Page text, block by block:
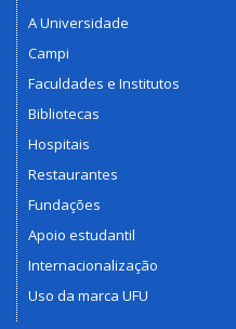
A Universidade
Campi
Faculdades e Institutos
Bibliotecas
Hospitais
Restaurantes
Fundações
Apoio estudantil
Internacionalização
Uso da marca UFU